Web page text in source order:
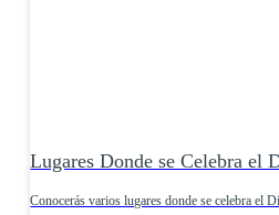
Lugares Donde se Celebra el
Conocerás varios lugares donde se celebra el